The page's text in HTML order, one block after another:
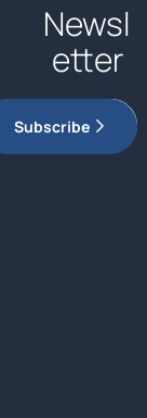
Newsl
etter
Subscribe